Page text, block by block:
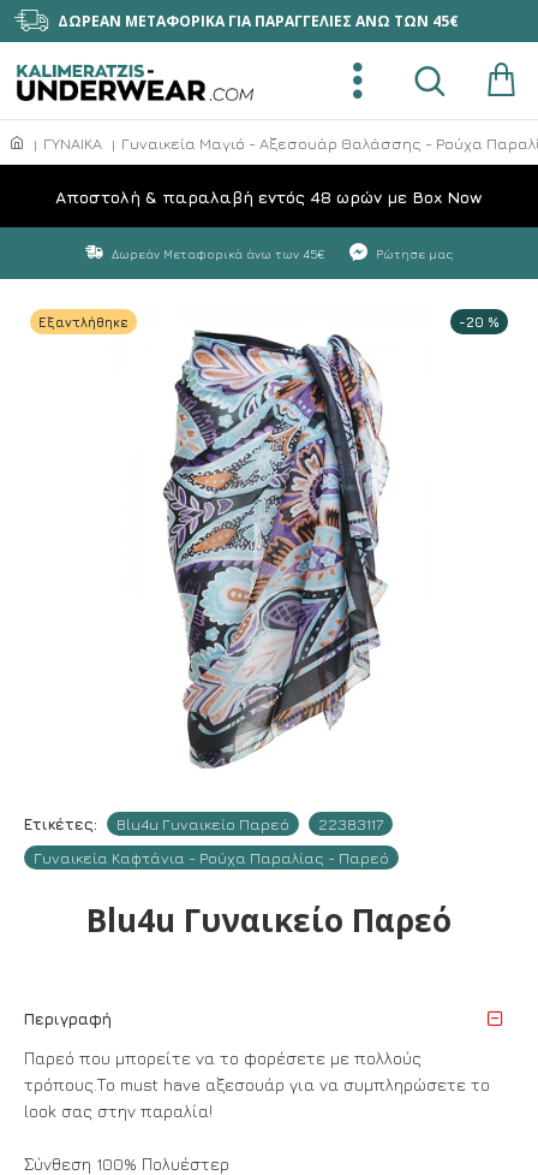
ΔΩΡΕΑΝ ΜΕΤΑΦΟΡΙΚΑ ΓΙΑ ΠΑΡΑΓΓΕΛΙΕΣ ΑΝΩ ΤΩΝ 45€
ΓΥΝΑΙΚΑ Γυναικεία Μαγιό - Αξεσουάρ Θαλάσσης - Ρούχα
Aποστολή & παραλαβή εντός 48 ωρών με Box Now
Δωρεάν Μεταφορικά άνω των 45€ Ρώτησε μας
-20 %
Εξαντλήθηκε
Ετικέτες: Blu4u Γυναικείο Παρεό
22383117
Γυναικεία Καφτάνια - Ρούχα Παραλίας - Παρεό
Blu4u Γυναικείο Παρεό
Περιγραφή
Παρεό που μπορείτε να το φορέσετε με πολλούς
τρόπους.Το must have αξεσουάρ για να συμπληρώσετε το
look σας στην παραλία!
Σύνθεση 100% Πολυέστερ